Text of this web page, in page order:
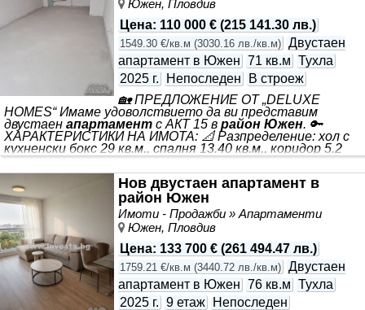
Южен, Пловдив
Цена: 110 000 € (215 141.30 лв.)
1549.30 €/кв.м (3030.16 лв./кв.м) Двустаен
апартамент в Южен 71 кв.м Тухла
2025 г.
Непоследен
В строеж
🏡 ПРЕДЛОЖЕНИЕ ОТ „DELUXE
HOMES“ Имаме удоволствието да ви представим
двустаен апартамент с АКТ 15 в район Южен. 🔑
ХАРАКТЕРИСТИКИ НА ИМОТА: 📐 Разпределение: хол с
кухненски бокс 29 кв.м., спалня 13.40 кв.м., коридор 5.2
кв.м., баня 5 кв.м. и тераса 4 кв.м. ⛔️ Към имота има
прилежащо мазе 2.5 кв.м. ⛔️ Сградата очаква АКТ 16
Декември месец. ✨ Доставяме резултатите, които сме
обещали. Създаваме очаквания на клиентите си, които
можем да посрещнем. ✨ Инвестираме доверие, както в
екипа си, така и в клиентите си. ✨ ”Deluxe Homes”
предлага: • Посредничество при покупка и продажба
Нов двустаен апартамент в
район Южен
Имоти - Продажби » Апартаменти
Южен, Пловдив
Цена: 133 700 € (261 494.47 лв.)
1759.21 €/кв.м (3440.72 лв./кв.м) Двустаен
апартамент в Южен 76 кв.м Тухла
2025 г. 9 етаж
Непоследен